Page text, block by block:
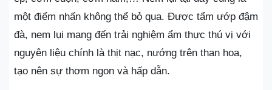
một điểm nhấn không thể bỏ qua. Được tẩm ướp đậm
đà, nem lụi mang đến trải nghiệm ẩm thực thú vị với
nguyên liệu chính là thịt nạc, nướng trên than hoa,
tạo nên sự thơm ngon và hấp dẫn.